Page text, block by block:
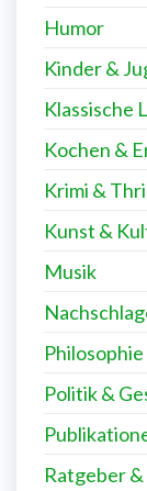
Humor
Kinder &
Klassische
Kochen &
Krimi &
Kunst &
Musik
Politik &
Ratgeber